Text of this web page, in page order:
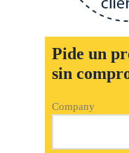
Pide un
sin
Company